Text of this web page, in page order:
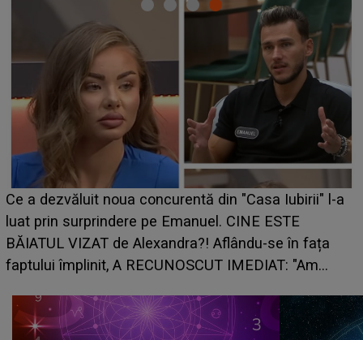
Ce a dezvăluit noua concurentă din "Casa Iubirii" l-a
luat prin surprindere pe Emanuel. CINE ESTE
BĂIATUL VIZAT de Alexandra?! Aflându-se în fața
faptului împlinit, A RECUNOSCUT IMEDIAT: "Am